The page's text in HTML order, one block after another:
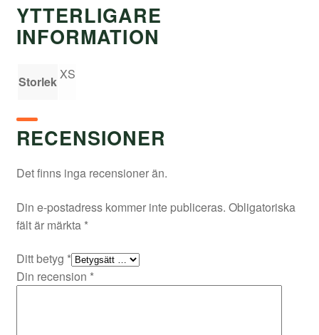
YTTERLIGARE
INFORMATION
StorlekXS
RECENSIONER
Det finns inga recensioner än.
Din e-postadress kommer inte publiceras. Obligatoriska
fält är märkta *
Ditt betyg *
Din recension *